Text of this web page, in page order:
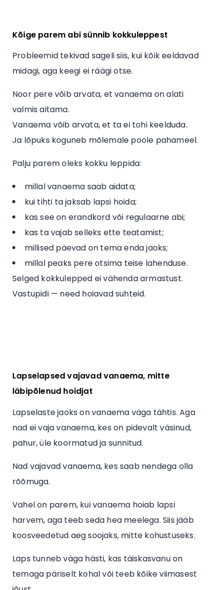
Kõige parem abi sünnib kokkuleppest
Probleemid tekivad sageli siis, kui kõik eeldavad
midagi, aga keegi ei räägi otse.
Noor pere võib arvata, et vanaema on alati
valmis aitama.
Vanaema võib arvata, et ta ei tohi keelduda.
Ja lõpuks koguneb mõlemale poole pahameel.
Palju parem oleks kokku leppida:
millal vanaema saab aidata;
kui tihti ta jaksab lapsi hoida;
kas see on erandkord või regulaarne abi;
kas ta vajab selleks ette teatamist;
millised päevad on tema enda jaoks;
millal peaks pere otsima teise lahenduse.
Selged kokkulepped ei vähenda armastust.
Vastupidi — need hoiavad suhteid.
Lapselapsed vajavad vanaema, mitte
läbipõlenud hoidjat
Lapselaste jaoks on vanaema väga tähtis. Aga
nad ei vaja vanaema, kes on pidevalt väsinud,
pahur, üle koormatud ja sunnitud.
Nad vajavad vanaema, kes saab nendega olla
rõõmuga.
Vahel on parem, kui vanaema hoiab lapsi
harvem, aga teeb seda hea meelega. Siis jääb
koosveedetud aeg soojaks, mitte kohustuseks.
Laps tunneb väga hästi, kas täiskasvanu on
temaga päriselt kohal või teeb kõike viimasest